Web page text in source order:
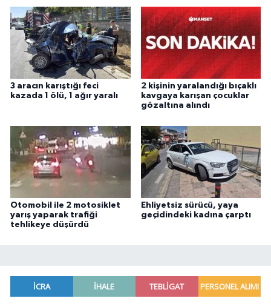
3 aracın karıştığı feci
kazada 1 ölü, 1 ağır yaralı
2 kişinin yaralandığı bıçaklı
kavgaya karışan çocuklar
gözaltına alındı
Otomobil ile 2 motosiklet
yarış yaparak trafiği
tehlikeye düşürdü
Ehliyetsiz sürücü, yaya
geçidindeki kadına çarptı